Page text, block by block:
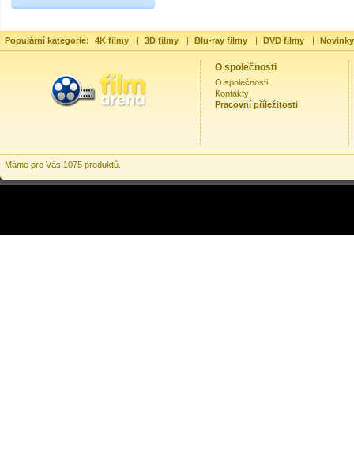
Populární kategorie: 4K filmy | 3D filmy | Blu-ray filmy | DVD filmy |
O společnosti
O společnosti
Kontakty
Pracovní příležitosti
Máme pro Vás 1075 produktů.